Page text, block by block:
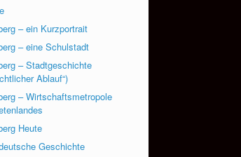
– ein Kurzportrait
– eine Schulstadt
– Stadtgeschichte
Ablauf“)
– Wirtschaftsmetropole
Heute
Geschichte